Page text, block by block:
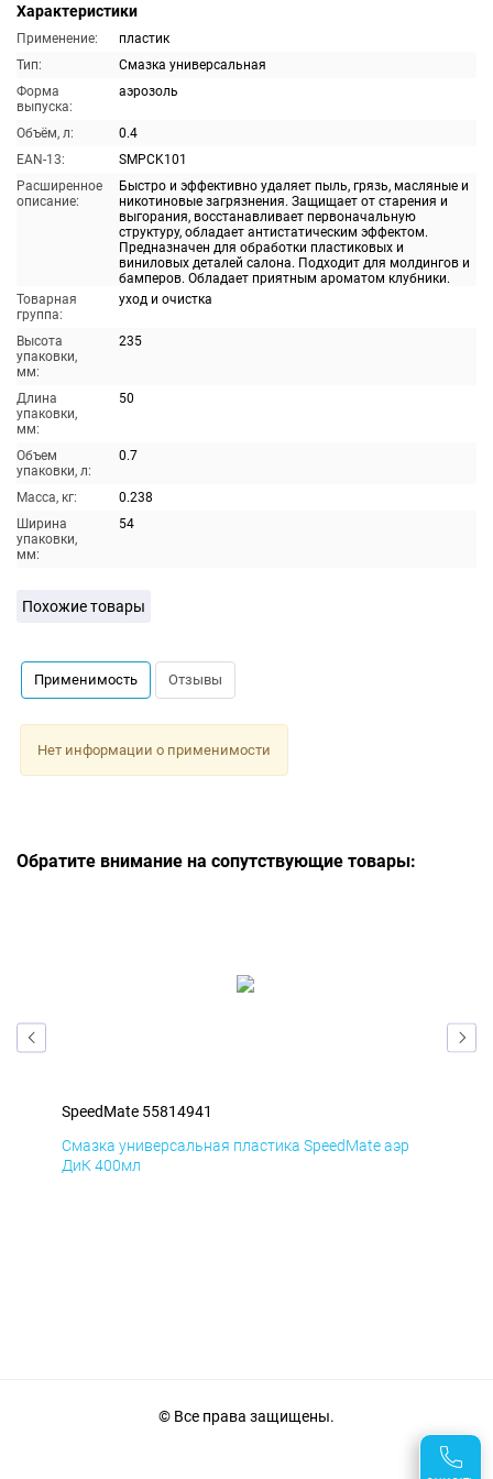
Характеристики
Применение:
пластик
Тип:
Смазка универсальная
Форма
выпуска:
аэрозоль
Объём, л:
0.4
EAN-13:
SMPCK101
Расширенное
описание:
Быстро и эффективно удаляет пыль, грязь, масляные и
никотиновые загрязнения. Защищает от старения и
выгорания, восстанавливает первоначальную
структуру, обладает антистатическим эффектом.
Предназначен для обработки пластиковых и
виниловых деталей салона. Подходит для молдингов и
бамперов. Обладает приятным ароматом клубники.
Товарная
группа:
уход и очистка
Высота
упаковки,
мм:
235
Длина
упаковки,
мм:
50
Объем
упаковки, л:
0.7
Масса, кг:
0.238
Ширина
упаковки,
мм:
54
Похожие товары
Применимость Отзывы
Нет информации о применимости
Обратите внимание на сопутствующие товары:
SpeedMate 55814941
Смазка универсальная пластика SpeedMate аэр
ДиК 400мл
© Все права защищены.